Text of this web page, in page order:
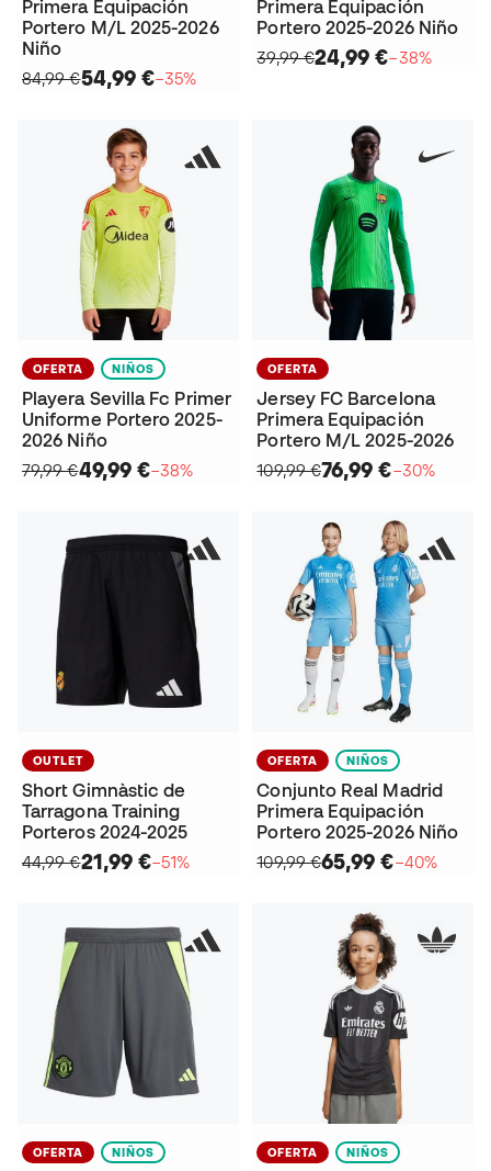
Primera Equipación
Portero M/L 2025-2026
Niño
84,99 €54,99 €−35%
Primera Equipación
Portero 2025-2026 Niño
39,99 €24,99 €−38%
OFERTA NIÑOS
Playera Sevilla Fc Primer
Uniforme Portero 2025-
2026 Niño
79,99 €49,99 €−38%
OFERTA
Jersey FC Barcelona
Primera Equipación
Portero M/L 2025-2026
109,99 €76,99 €−30%
OUTLET
Short Gimnàstic de
Tarragona Training
Porteros 2024-2025
44,99 €21,99 €−51%
OFERTA NIÑOS
Conjunto Real Madrid
Primera Equipación
Portero 2025-2026 Niño
109,99 €65,99 €−40%
OFERTA NIÑOS OFERTA NIÑOS